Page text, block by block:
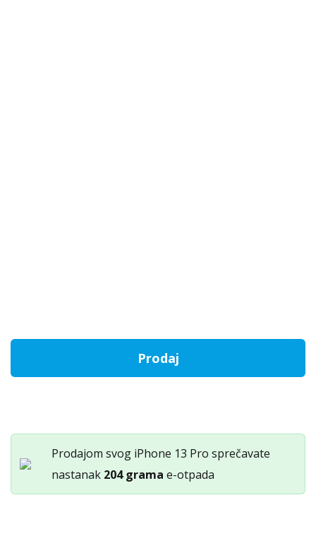
Otkup
13
Prodaj
Prodajom svog iPhone 13 Pro sprečavate
nastanak 204 grama e-otpada